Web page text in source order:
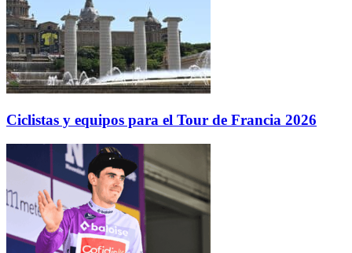
Ciclistas y equipos para el Tour de Francia 2026